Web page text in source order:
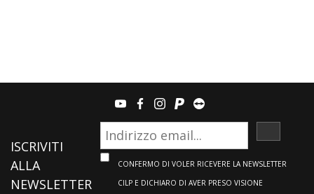
youtubefacebook
instagram
paypalteamviewer
ISCRIVITI
ALLA
NEWSLETTER
CONFERMO DI VOLER RICEVERE LA NEWSLETTER
CILP E DICHIARO DI AVER PRESO VISIONE